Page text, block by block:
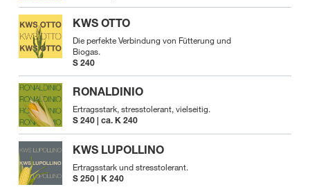
KWS OTTO
Die perfekte Verbindung von Fütterung und
Biogas.
S 240
RONALDINIO
Ertragsstark, stresstolerant, vielseitig.
S 240 | ca. K 240
KWS LUPOLLINO
Ertragsstark und stresstolerant.
S 250 | K 240